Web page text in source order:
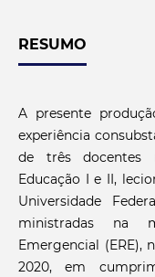
RESUMO
A presente
experiência
de três docentes
Educação I e II,
Universidade
ministradas na
Emergencial (ERE),
2020, em